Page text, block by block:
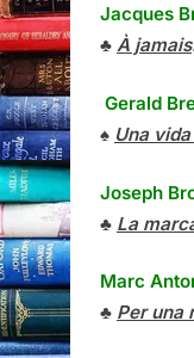
Jacques
♣ À jamais.
Gerald
♠ Una
Joseph
♣ La
Marc
♣ Per una